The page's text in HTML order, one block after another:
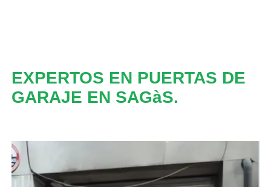
EXPERTOS EN PUERTAS DE
GARAJE EN SAGàS.